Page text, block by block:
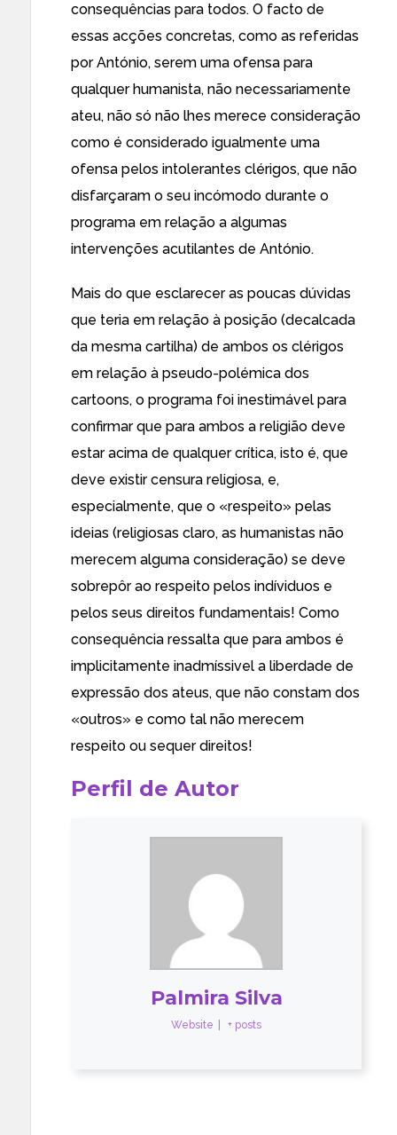
consequências para todos. O facto de
essas acções concretas, como as referidas
por António, serem uma ofensa para
qualquer humanista, não necessariamente
ateu, não só não lhes merece consideração
como é considerado igualmente uma
ofensa pelos intolerantes clérigos, que não
disfarçaram o seu incómodo durante o
programa em relação a algumas
intervenções acutilantes de António.
Mais do que esclarecer as poucas dúvidas
que teria em relação à posição (decalcada
da mesma cartilha) de ambos os clérigos
em relação à pseudo-polémica dos
cartoons, o programa foi inestimável para
confirmar que para ambos a religião deve
estar acima de qualquer crítica, isto é, que
deve existir censura religiosa, e,
especialmente, que o «respeito» pelas
ideias (religiosas claro, as humanistas não
merecem alguma consideração) se deve
sobrepôr ao respeito pelos indíviduos e
pelos seus direitos fundamentais! Como
consequência ressalta que para ambos é
implicitamente inadmíssivel a liberdade de
expressão dos ateus, que não constam dos
«outros» e como tal não merecem
respeito ou sequer direitos!
Perfil de Autor
Palmira Silva
Website + posts